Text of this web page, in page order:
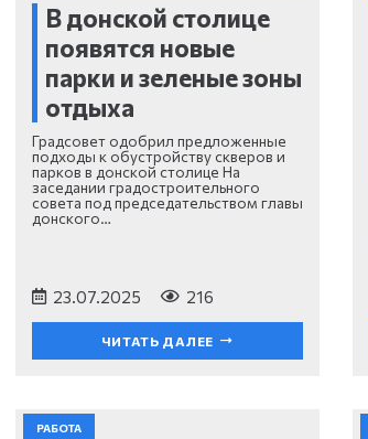
В донской столице
появятся новые
парки и зеленые зоны
отдыха
Градсовет одобрил предложенные
подходы к обустройству скверов и
парков в донской столице На
заседании градостроительного
совета под председательством главы
донского…
23.07.2025 216
ЧИТАТЬ ДАЛЕЕ
РАБОТА